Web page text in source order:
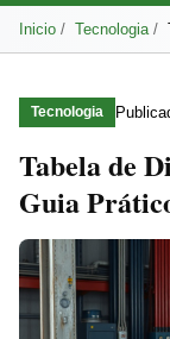
Inicio Tecnologia
Tecnologia
Tabela de
Guia